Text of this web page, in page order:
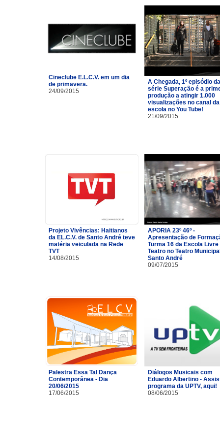
Cineclube E.L.C.V. em um dia
de primavera.
24/09/2015
A Chegada, 1º episódio
série Superação é a
produção a atingir 1.000
visualizações no canal da
escola no You Tube!
21/09/2015
Projeto Vivências: Haitianos
da EL.C.V. de Santo André teve
matéria veiculada na Rede
TVT
14/08/2015
APORIA 23º 46º -
Apresentação de
Turma 16 da Escola Livre
Teatro no Teatro
Santo André
09/07/2015
Palestra Essa Tal Dança
Contemporânea - Dia
20/06/2015
17/06/2015
Diálogos Musicais com
Eduardo Albertino -
programa da UPTV, aqui!
08/06/2015